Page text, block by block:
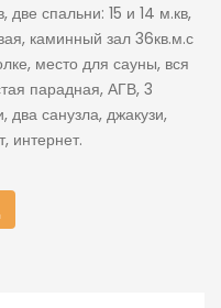
две спальни: 15 и 14 м.кв,
каминный зал 36кв.м.с
место для сауны, вся
парадная, АГВ, 3
два санузла, джакузи,
интернет.